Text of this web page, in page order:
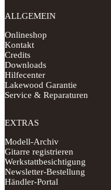
ALLGEMEIN
Onlineshop
Kontakt
Credits
Downloads
Hilfecenter
Lakewood Garantie
Service & Reparaturen
EXTRAS
Modell-Archiv
Gitarre registrieren
Werkstattbesichtigung
Newsletter-Bestellung
Händler-Portal